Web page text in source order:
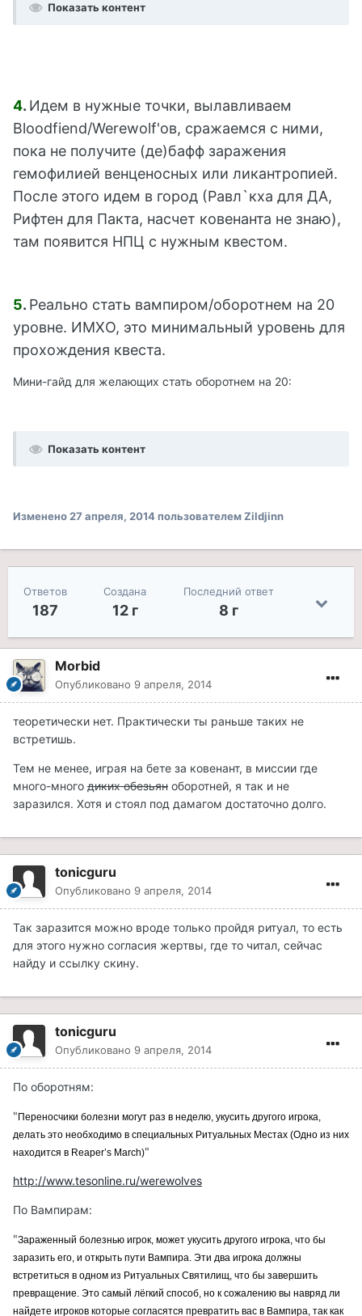
Показать контент
4. Идем в нужные точки, вылавливаем
Bloodfiend/Werewolf'ов, сражаемся с ними,
пока не получите (де)бафф заражения
гемофилией венценосных или ликантропией.
После этого идем в город (Равл`кха для ДА,
Рифтен для Пакта, насчет ковенанта не знаю),
там появится НПЦ с нужным квестом.
5. Реально стать вампиром/оборотнем на 20
уровне. ИМХО, это минимальный уровень для
прохождения квеста.
Мини-гайд для желающих стать оборотнем на 20:
Показать контент
Изменено27 апреля, 2014пользователем Zildjinn
Ответов
187
Создана
12 г
Последний ответ
8 г
Morbid
Опубликовано 9 апреля, 2014
теоретически нет. Практически ты раньше таких не
встретишь.
Тем не менее, играя на бете за ковенант, в миссии где
много-много диких обезьян оборотней, я так и не
заразился. Хотя и стоял под дамагом достаточно долго.
tonicguru
Опубликовано 9 апреля, 2014
Так заразится можно вроде только пройдя ритуал, то есть
для этого нужно согласия жертвы, где то читал, сейчас
найду и ссылку скину.
tonicguru
Опубликовано 9 апреля, 2014
По оборотням:
" Переносчики болезни могут раз в неделю, укусить другого игрока,
делать это необходимо в специальных Ритуальных Местах (Одно из них
находится в Reaper’s March)"
http://www.tesonline.ru/werewolves
По Вампирам:
"Зараженный болезнью игрок, может укусить другого игрока, что бы
заразить его, и открыть пути Вампира. Эти два игрока должны
встретиться в одном из Ритуальных Святилищ, что бы завершить
превращение. Это самый лёгкий способ, но к сожалению вы навряд ли
найдете игроков которые согласятся превратить вас в Вампира, так как